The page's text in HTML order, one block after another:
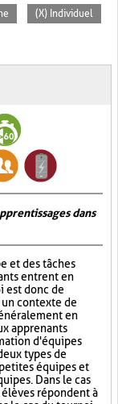
(X) Individuel
dans
et des tâches
entrent en
est donc de
contexte de
en
apprenants
d'équipes
types de
équipes et
Dans le cas
répondent à